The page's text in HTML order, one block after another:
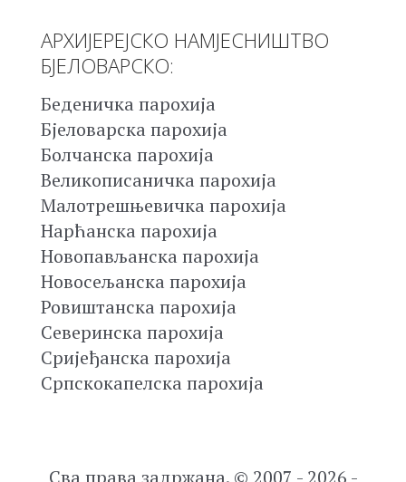
АРХИЈЕРЕЈСКО НАМЈЕСНИШТВО
БЈЕЛОВАРСКО:
Беденичка парохија
Бјеловарска парохија
Болчанска парохија
Великописаничка парохија
Малотрешњевичка парохија
Нарћанска парохија
Новопављанска парохија
Новосељанска парохија
Ровиштанска парохија
Северинска парохија
Сријеђанска парохија
Српскокапелска парохија
Сва права задржана. © 2007 - 2026 -